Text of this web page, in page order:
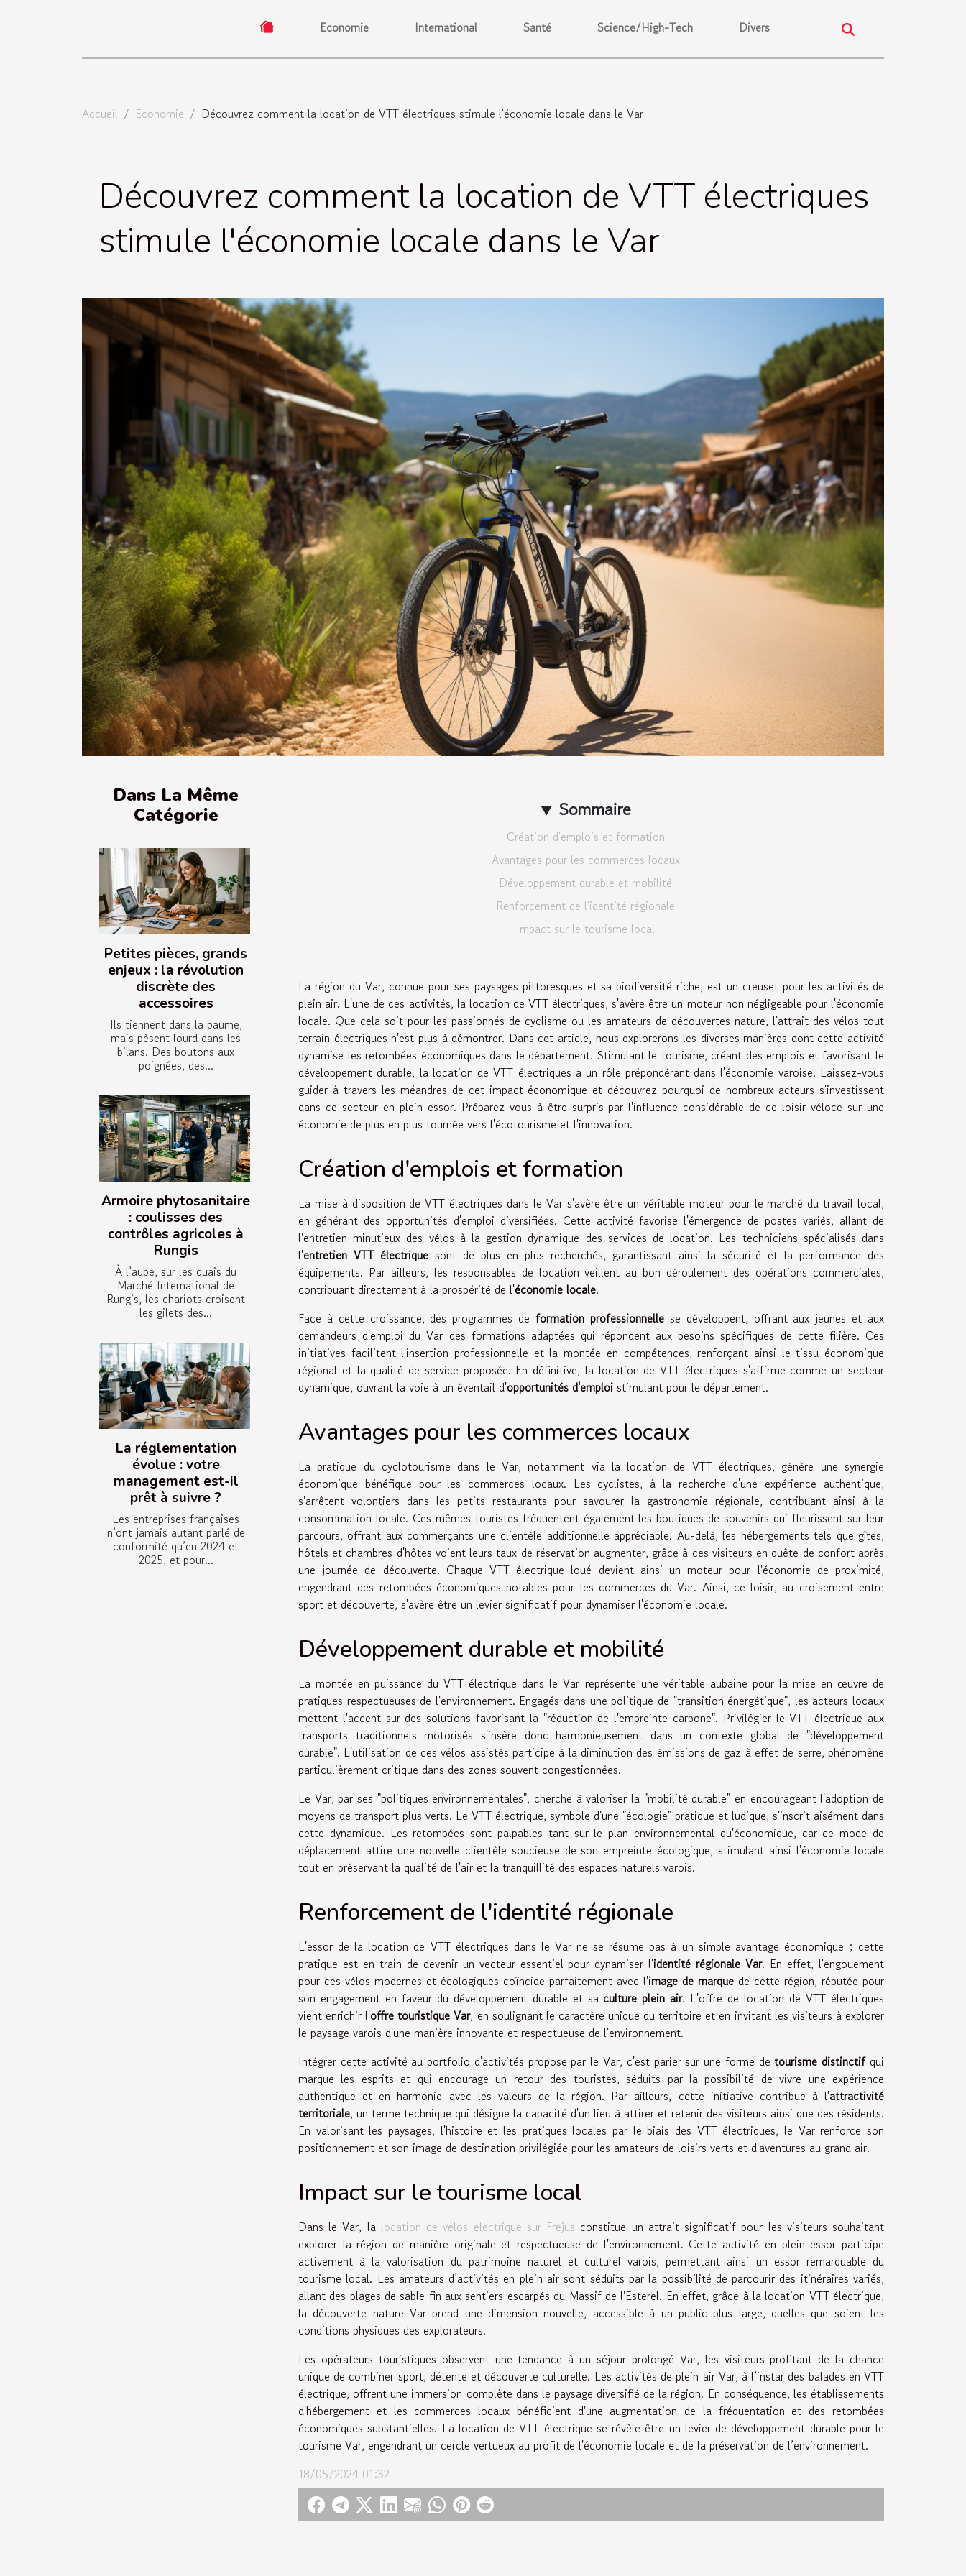
Economie International Santé Science/High-Tech Divers
Accueil Economie Découvrez comment la location de VTT électriques stimule l'économie locale dans le Var
Découvrez comment la location de VTT électriques
stimule l'économie locale dans le Var
Dans La Même
Catégorie
Petites pièces, grands
enjeux : la révolution
discrète des
accessoires
Ils tiennent dans la paume,
mais pèsent lourd dans les
bilans. Des boutons aux
poignées, des...
Armoire phytosanitaire
: coulisses des
contrôles agricoles à
Rungis
À l’aube, sur les quais du
Marché International de
Rungis, les chariots croisent
les gilets des...
La réglementation
évolue : votre
management est-il
prêt à suivre ?
Les entreprises françaises
n’ont jamais autant parlé de
conformité qu’en 2024 et
2025, et pour...
Sommaire
Création d'emplois et formation
Avantages pour les commerces locaux
Développement durable et mobilité
Renforcement de l'identité régionale
Impact sur le tourisme local
La région du Var, connue pour ses paysages pittoresques et sa biodiversité riche, est un creuset pour les activités de
plein air. L'une de ces activités, la location de VTT électriques, s'avère être un moteur non négligeable pour l'économie
locale. Que cela soit pour les passionnés de cyclisme ou les amateurs de découvertes nature, l'attrait des vélos tout
terrain électriques n'est plus à démontrer. Dans cet article, nous explorerons les diverses manières dont cette activité
dynamise les retombées économiques dans le département. Stimulant le tourisme, créant des emplois et favorisant le
développement durable, la location de VTT électriques a un rôle prépondérant dans l'économie varoise. Laissez-vous
guider à travers les méandres de cet impact économique et découvrez pourquoi de nombreux acteurs s'investissent
dans ce secteur en plein essor. Préparez-vous à être surpris par l'influence considérable de ce loisir véloce sur une
économie de plus en plus tournée vers l'écotourisme et l'innovation.
Création d'emplois et formation
La mise à disposition de VTT électriques dans le Var s'avère être un véritable moteur pour le marché du travail local,
en générant des opportunités d'emploi diversifiées. Cette activité favorise l'émergence de postes variés, allant de
l'entretien minutieux des vélos à la gestion dynamique des services de location. Les techniciens spécialisés dans
l'entretien VTT électrique sont de plus en plus recherchés, garantissant ainsi la sécurité et la performance des
équipements. Par ailleurs, les responsables de location veillent au bon déroulement des opérations commerciales,
contribuant directement à la prospérité de l'économie locale.
Face à cette croissance, des programmes deformation professionnellese développent, offrant aux jeunes et aux
demandeurs d'emploi du Var des formations adaptées qui répondent aux besoins spécifiques de cette filière. Ces
initiatives facilitent l'insertion professionnelle et la montée en compétences, renforçant ainsi le tissu économique
régional et la qualité de service proposée. En définitive, la location de VTT électriques s'affirme comme un secteur
dynamique, ouvrant la voie à un éventail d'opportunités d'emploi stimulant pour le département.
Avantages pour les commerces locaux
La pratique du cyclotourisme dans le Var, notamment via la location de VTT électriques, génère une synergie
économique bénéfique pour les commerces locaux. Les cyclistes, à la recherche d'une expérience authentique,
s'arrêtent volontiers dans les petits restaurants pour savourer la gastronomie régionale, contribuant ainsi à la
consommation locale. Ces mêmes touristes fréquentent également les boutiques de souvenirs qui fleurissent sur leur
parcours, offrant aux commerçants une clientèle additionnelle appréciable. Au-delà, les hébergements tels que gîtes,
hôtels et chambres d'hôtes voient leurs taux de réservation augmenter, grâce à ces visiteurs en quête de confort après
une journée de découverte. Chaque VTT électrique loué devient ainsi un moteur pour l'économie de proximité,
engendrant des retombées économiques notables pour les commerces du Var. Ainsi, ce loisir, au croisement entre
sport et découverte, s'avère être un levier significatif pour dynamiser l'économie locale.
Développement durable et mobilité
La montée en puissance du VTT électrique dans le Var représente une véritable aubaine pour la mise en œuvre de
pratiques respectueuses de l'environnement. Engagés dans une politique de "transition énergétique", les acteurs locaux
mettent l'accent sur des solutions favorisant la "réduction de l'empreinte carbone". Privilégier le VTT électrique aux
transports traditionnels motorisés s'insère donc harmonieusement dans un contexte global de "développement
durable". L'utilisation de ces vélos assistés participe à la diminution des émissions de gaz à effet de serre, phénomène
particulièrement critique dans des zones souvent congestionnées.
Le Var, par ses "politiques environnementales", cherche à valoriser la "mobilité durable" en encourageant l'adoption de
moyens de transport plus verts. Le VTT électrique, symbole d'une "écologie" pratique et ludique, s'inscrit aisément dans
cette dynamique. Les retombées sont palpables tant sur le plan environnemental qu'économique, car ce mode de
déplacement attire une nouvelle clientèle soucieuse de son empreinte écologique, stimulant ainsi l'économie locale
tout en préservant la qualité de l'air et la tranquillité des espaces naturels varois.
Renforcement de l'identité régionale
L'essor de la location de VTT électriques dans le Var ne se résume pas à un simple avantage économique ; cette
pratique est en train de devenir un vecteur essentiel pour dynamiser l'identité régionale Var. En effet, l'engouement
pour ces vélos modernes et écologiques coïncide parfaitement avec l'image de marque de cette région, réputée pour
son engagement en faveur du développement durable et sa culture plein air. L'offre de location de VTT électriques
vient enrichir l'offre touristique Var, en soulignant le caractère unique du territoire et en invitant les visiteurs à explorer
le paysage varois d'une manière innovante et respectueuse de l'environnement.
Intégrer cette activité au portfolio d'activités propose par le Var, c'est parier sur une forme detourisme distinctifqui
marque les esprits et qui encourage un retour des touristes, séduits par la possibilité de vivre une expérience
authentique et en harmonie avec les valeurs de la région. Par ailleurs, cette initiative contribue à l'attractivité
territoriale, un terme technique qui désigne la capacité d'un lieu à attirer et retenir des visiteurs ainsi que des résidents.
En valorisant les paysages, l'histoire et les pratiques locales par le biais des VTT électriques, le Var renforce son
positionnement et son image de destination privilégiée pour les amateurs de loisirs verts et d'aventures au grand air.
Impact sur le tourisme local
Dans le Var, la location de velos electrique sur Frejus constitue un attrait significatif pour les visiteurs souhaitant
explorer la région de manière originale et respectueuse de l'environnement. Cette activité en plein essor participe
activement à la valorisation du patrimoine naturel et culturel varois, permettant ainsi un essor remarquable du
tourisme local. Les amateurs d’activités en plein air sont séduits par la possibilité de parcourir des itinéraires variés,
allant des plages de sable fin aux sentiers escarpés du Massif de l'Esterel. En effet, grâce à la location VTT électrique,
la découverte nature Var prend une dimension nouvelle, accessible à un public plus large, quelles que soient les
conditions physiques des explorateurs.
Les opérateurs touristiques observent une tendance à un séjour prolongé Var, les visiteurs profitant de la chance
unique de combiner sport, détente et découverte culturelle. Les activités de plein air Var, à l’instar des balades en VTT
électrique, offrent une immersion complète dans le paysage diversifié de la région. En conséquence, les établissements
d'hébergement et les commerces locaux bénéficient d'une augmentation de la fréquentation et des retombées
économiques substantielles. La location de VTT électrique se révèle être un levier de développement durable pour le
tourisme Var, engendrant un cercle vertueux au profit de l'économie locale et de la préservation de l’environnement.
18/05/2024 01:32